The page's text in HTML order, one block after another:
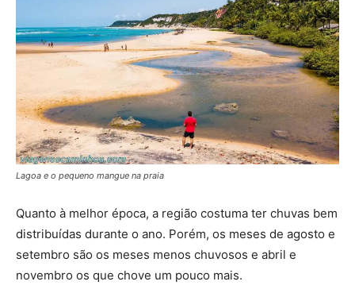
Lagoa e o pequeno mangue na praia
Quanto à melhor época, a região costuma ter chuvas bem
distribuídas durante o ano. Porém, os meses de agosto e
setembro são os meses menos chuvosos e abril e
novembro os que chove um pouco mais.